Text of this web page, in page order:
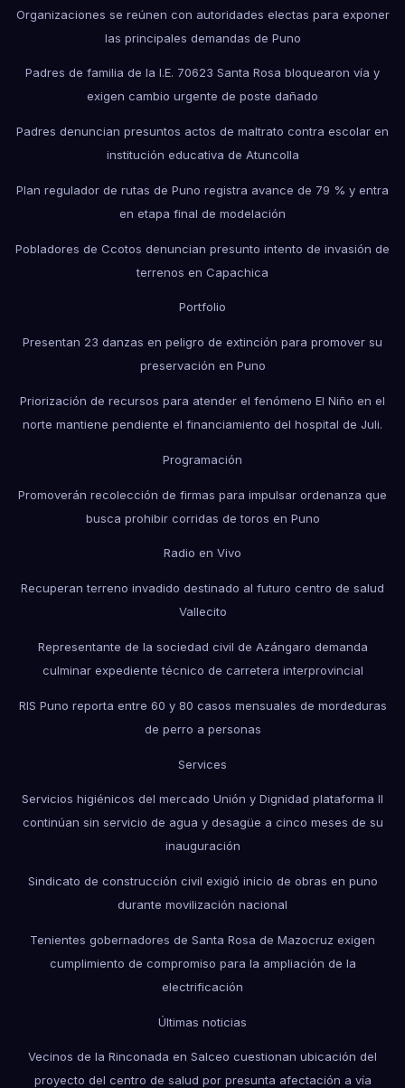
Organizaciones se reúnen con autoridades electas para exponer
las principales demandas de Puno
Padres de familia de la I.E. 70623 Santa Rosa bloquearon vía y
exigen cambio urgente de poste dañado
Padres denuncian presuntos actos de maltrato contra escolar en
institución educativa de Atuncolla
Plan regulador de rutas de Puno registra avance de 79 % y entra
en etapa final de modelación
Pobladores de Ccotos denuncian presunto intento de invasión de
terrenos en Capachica
Portfolio
Presentan 23 danzas en peligro de extinción para promover su
preservación en Puno
Priorización de recursos para atender el fenómeno El Niño en el
norte mantiene pendiente el financiamiento del hospital de Juli.
Programación
Promoverán recolección de firmas para impulsar ordenanza que
busca prohibir corridas de toros en Puno
Radio en Vivo
Recuperan terreno invadido destinado al futuro centro de salud
Vallecito
Representante de la sociedad civil de Azángaro demanda
culminar expediente técnico de carretera interprovincial
RIS Puno reporta entre 60 y 80 casos mensuales de mordeduras
de perro a personas
Services
Servicios higiénicos del mercado Unión y Dignidad plataforma II
continúan sin servicio de agua y desagüe a cinco meses de su
inauguración
Sindicato de construcción civil exigió inicio de obras en puno
durante movilización nacional
Tenientes gobernadores de Santa Rosa de Mazocruz exigen
cumplimiento de compromiso para la ampliación de la
electrificación
Últimas noticias
Vecinos de la Rinconada en Salceo cuestionan ubicación del
proyecto del centro de salud por presunta afectación a vía